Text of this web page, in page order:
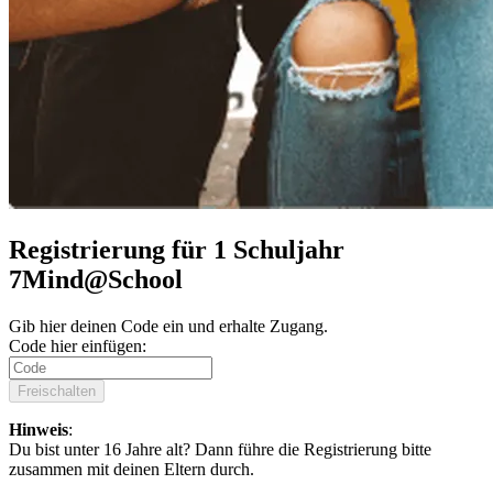
Registrierung für 1 Schuljahr
7Mind@School
Gib hier deinen Code ein und erhalte Zugang.
Code hier einfügen:
Freischalten
Hinweis:
Du bist unter 16 Jahre alt? Dann führe die Registrierung bitte
zusammen mit deinen Eltern durch.